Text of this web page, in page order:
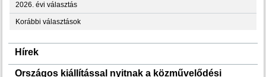
2026. évi választás
Korábbi választások
Hírek
Országos kiállítással nyitnak a közművelődési